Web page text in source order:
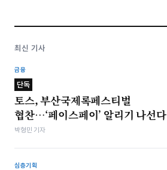
최신 기사
금융
단독
토스, 부산국제록페스티벌
협찬…‘페이스페이’ 알리기 나선다
박형민 기자
심층기획